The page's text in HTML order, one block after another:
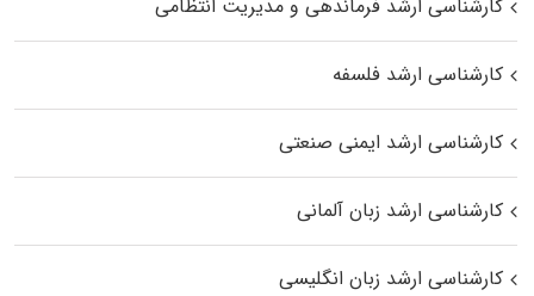
کارشناسی ارشد فرماندهی و مدیریت انتظامی
کارشناسی ارشد فلسفه
کارشناسی ارشد ایمنی صنعتی
کارشناسی ارشد زبان آلمانی
کارشناسی ارشد زبان انگلیسی